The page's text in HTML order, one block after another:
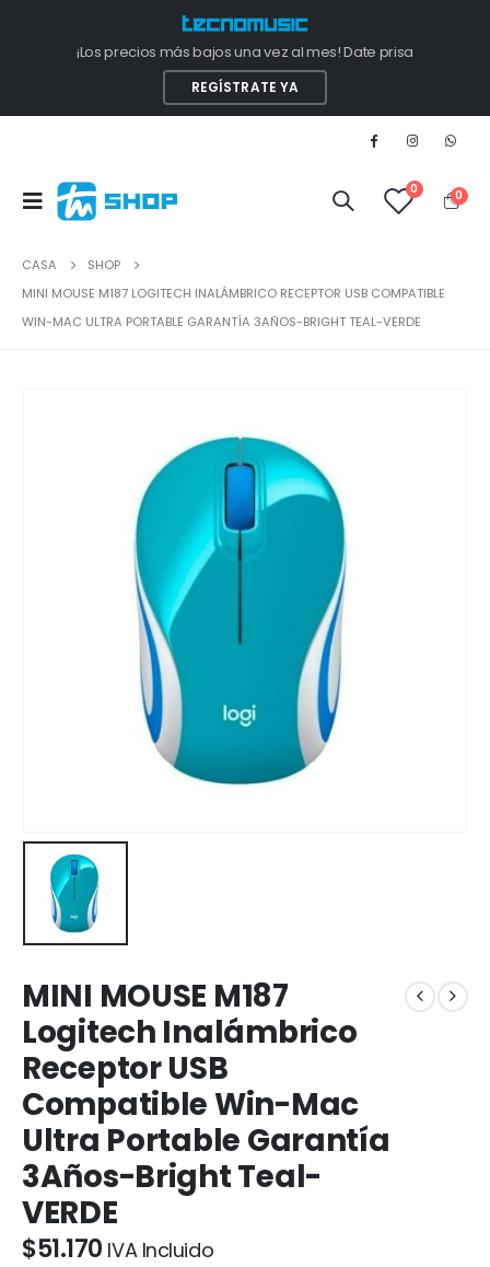
¡Los precios más bajos una vez al mes! Date prisa
REGÍSTRATE YA
0 0
CASA
SHOP
MINI MOUSE M187 LOGITECH INALÁMBRICO RECEPTOR USB COMPATIBLE
WIN-MAC ULTRA PORTABLE GARANTÍA 3AÑOS-BRIGHT TEAL-VERDE
MINI MOUSE M187
Logitech Inalámbrico
Receptor USB
Compatible Win-Mac
Ultra Portable Garantía
3Años-Bright Teal-
VERDE
$51.170 IVA Incluido